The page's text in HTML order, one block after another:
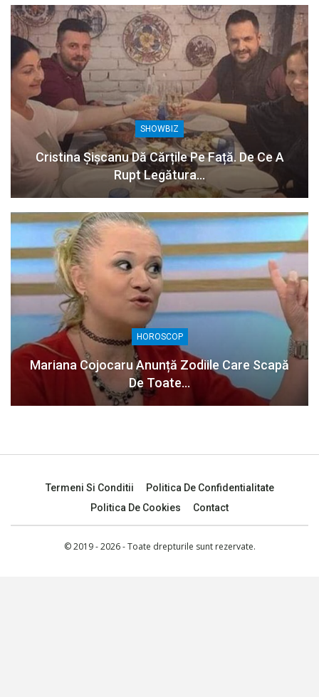
SHOWBIZ
Cristina Șișcanu Dă Cărțile Pe Față. De Ce A
Rupt Legătura…
HOROSCOP
Mariana Cojocaru Anunță Zodiile Care Scapă
De Toate…
Termeni Si Conditii
Politica De Confidentialitate
Politica De Cookies
Contact
© 2019 - 2026 - Toate drepturile sunt rezervate.